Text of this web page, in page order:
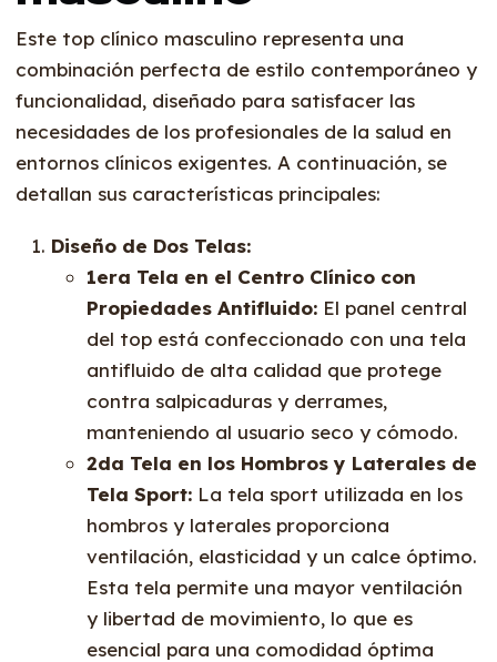
Este top clínico masculino representa una
combinación perfecta de estilo contemporáneo y
funcionalidad, diseñado para satisfacer las
necesidades de los profesionales de la salud en
entornos clínicos exigentes. A continuación, se
detallan sus características principales:
Diseño de Dos Telas:
1era Tela en el Centro Clínico con
Propiedades Antifluido: El panel central
del top está confeccionado con una tela
antifluido de alta calidad que protege
contra salpicaduras y derrames,
manteniendo al usuario seco y cómodo.
2da Tela en los Hombros y Laterales de
Tela Sport: La tela sport utilizada en los
hombros y laterales proporciona
ventilación, elasticidad y un calce óptimo.
Esta tela permite una mayor ventilación
y libertad de movimiento, lo que es
esencial para una comodidad óptima